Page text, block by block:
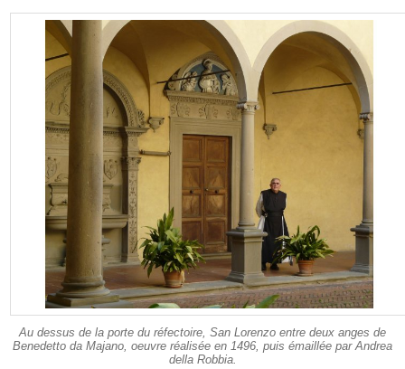
Au dessus de la porte du réfectoire, San Lorenzo entre deux anges de
Benedetto da Majano, oeuvre réalisée en 1496, puis émaillée par Andrea
della Robbia.